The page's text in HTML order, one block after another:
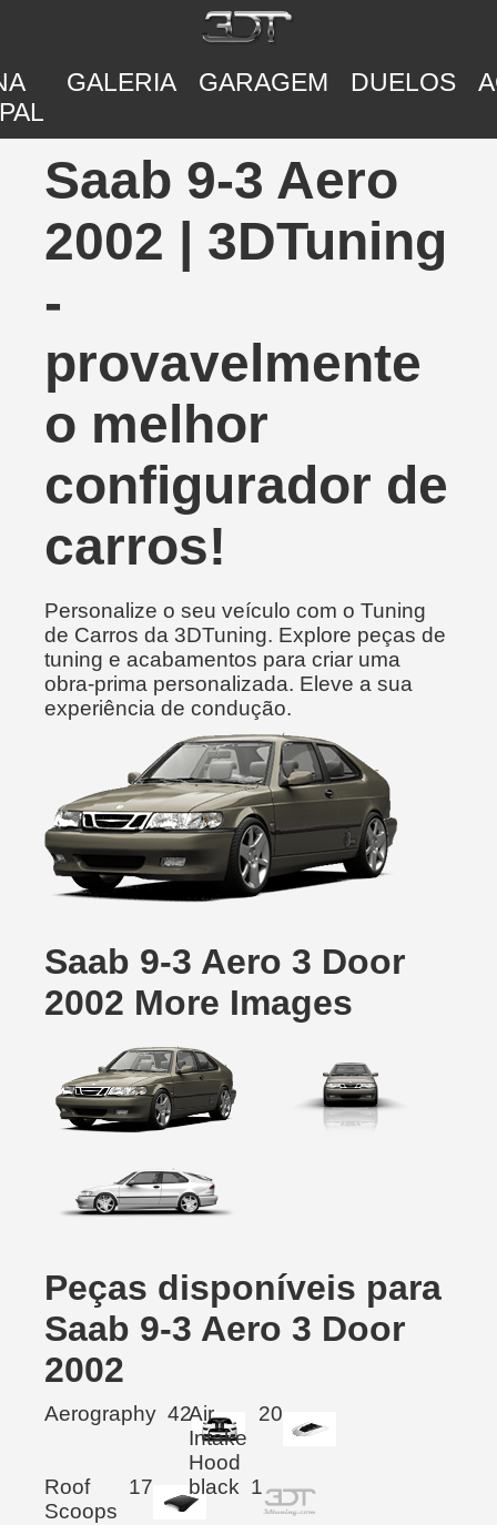
GALERIA GARAGEM DUELOS
Saab 9-3 Aero
2002 | 3DTuning
-
provavelmente
o melhor
configurador de
carros!
Personalize o seu veículo com o Tuning
de Carros da 3DTuning. Explore peças de
tuning e acabamentos para criar uma
obra-prima personalizada. Eleve a sua
experiência de condução.
Saab 9-3 Aero 3 Door
2002 More Images
Peças disponíveis para
Saab 9-3 Aero 3 Door
2002
Aerography 42Air
Intake
Hood
20
Roof
Scoops
17 black 1